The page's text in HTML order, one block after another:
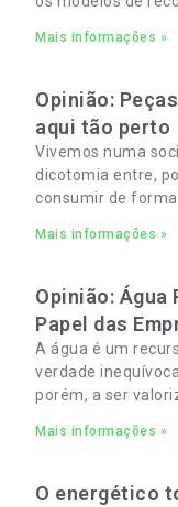
Mais informações »
Opinião:
aqui tão perto
Vivemos numa
dicotomia entre,
consumir de forma
e familiares cada
Mais informações »
Opinião: Água
Papel das
A água é um
verdade
porém, a ser
Mais informações »
O energético